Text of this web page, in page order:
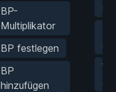
BP-
Multiplikator
BP festlegen
BP
hinzufügen